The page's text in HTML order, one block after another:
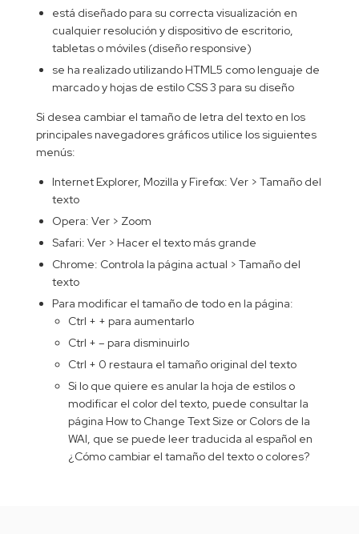
está diseñado para su correcta visualización en
cualquier resolución y dispositivo de escritorio,
tabletas o móviles (diseño responsive)
se ha realizado utilizando HTML5 como lenguaje de
marcado y hojas de estilo CSS 3 para su diseño
Si desea cambiar el tamaño de letra del texto en los
principales navegadores gráficos utilice los siguientes
menús:
Internet Explorer, Mozilla y Firefox: Ver > Tamaño del
texto
Opera: Ver > Zoom
Safari: Ver > Hacer el texto más grande
Chrome: Controla la página actual > Tamaño del
texto
Para modificar el tamaño de todo en la página:
Ctrl + + para aumentarlo
Ctrl + – para disminuirlo
Ctrl + 0 restaura el tamaño original del texto
Si lo que quiere es anular la hoja de estilos o
modificar el color del texto, puede consultar la
página How to Change Text Size or Colors de la
WAI, que se puede leer traducida al español en
¿Cómo cambiar el tamaño del texto o colores?